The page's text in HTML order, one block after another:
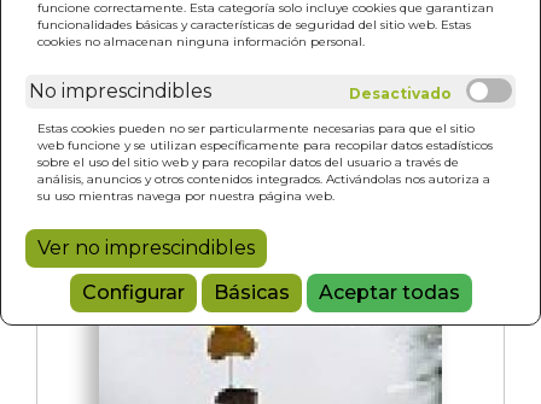
funcione correctamente. Esta categoría solo incluye cookies que garantizan
funcionalidades básicas y características de seguridad del sitio web. Estas
cookies no almacenan ninguna información personal.
No imprescindibles
Estas cookies pueden no ser particularmente necesarias para que el sitio
web funcione y se utilizan específicamente para recopilar datos estadísticos
sobre el uso del sitio web y para recopilar datos del usuario a través de
análisis, anuncios y otros contenidos integrados. Activándolas nos autoriza a
su uso mientras navega por nuestra página web.
Ver no imprescindibles
Configurar
Básicas Aceptar todas